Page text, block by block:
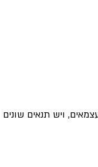
ויש תנאים שונים